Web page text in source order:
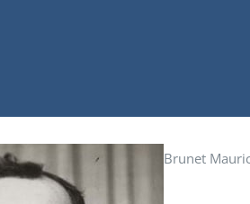
Brunet